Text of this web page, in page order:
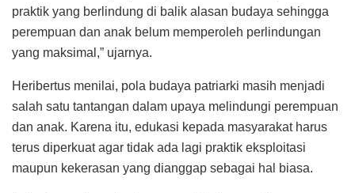
praktik yang berlindung di balik alasan budaya sehingga
perempuan dan anak belum memperoleh perlindungan
yang maksimal,” ujarnya.
Heribertus menilai, pola budaya patriarki masih menjadi
salah satu tantangan dalam upaya melindungi perempuan
dan anak. Karena itu, edukasi kepada masyarakat harus
terus diperkuat agar tidak ada lagi praktik eksploitasi
maupun kekerasan yang dianggap sebagai hal biasa.